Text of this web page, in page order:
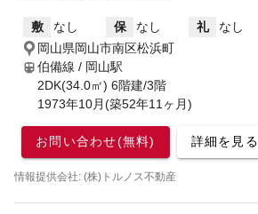
敷 なし 保 なし 礼
なし
岡山県岡山市南区松浜町
伯備線 / 岡山駅
2DK(34.0㎡) 6階建/3階
1973年10月(築52年11ヶ月)
お問い合わせ(無料) 詳細を見る
情報提供会社: (株)トルノス不動産